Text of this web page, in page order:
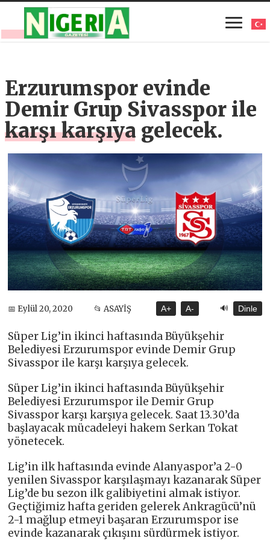
Erzurumspor evinde
Demir Grup Sivasspor ile
karşı karşıya gelecek.
📅 Eylül 20, 2020 📂 ASAYİŞ A+ A- 🔊 Dinle
Süper Lig’in ikinci haftasında Büyükşehir
Belediyesi Erzurumspor evinde Demir Grup
Sivasspor ile karşı karşıya gelecek.
Süper Lig’in ikinci haftasında Büyükşehir
Belediyesi Erzurumspor ile Demir Grup
Sivasspor karşı karşıya gelecek. Saat 13.30’da
başlayacak mücadeleyi hakem Serkan Tokat
yönetecek.
Lig’in ilk haftasında evinde Alanyaspor’a 2-0
yenilen Sivasspor karşılaşmayı kazanarak Süper
Lig’de bu sezon ilk galibiyetini almak istiyor.
Geçtiğimiz hafta geriden gelerek Ankragücü’nü
2-1 mağlup etmeyi başaran Erzurumspor ise
evinde kazanarak çıkışını sürdürmek istiyor.